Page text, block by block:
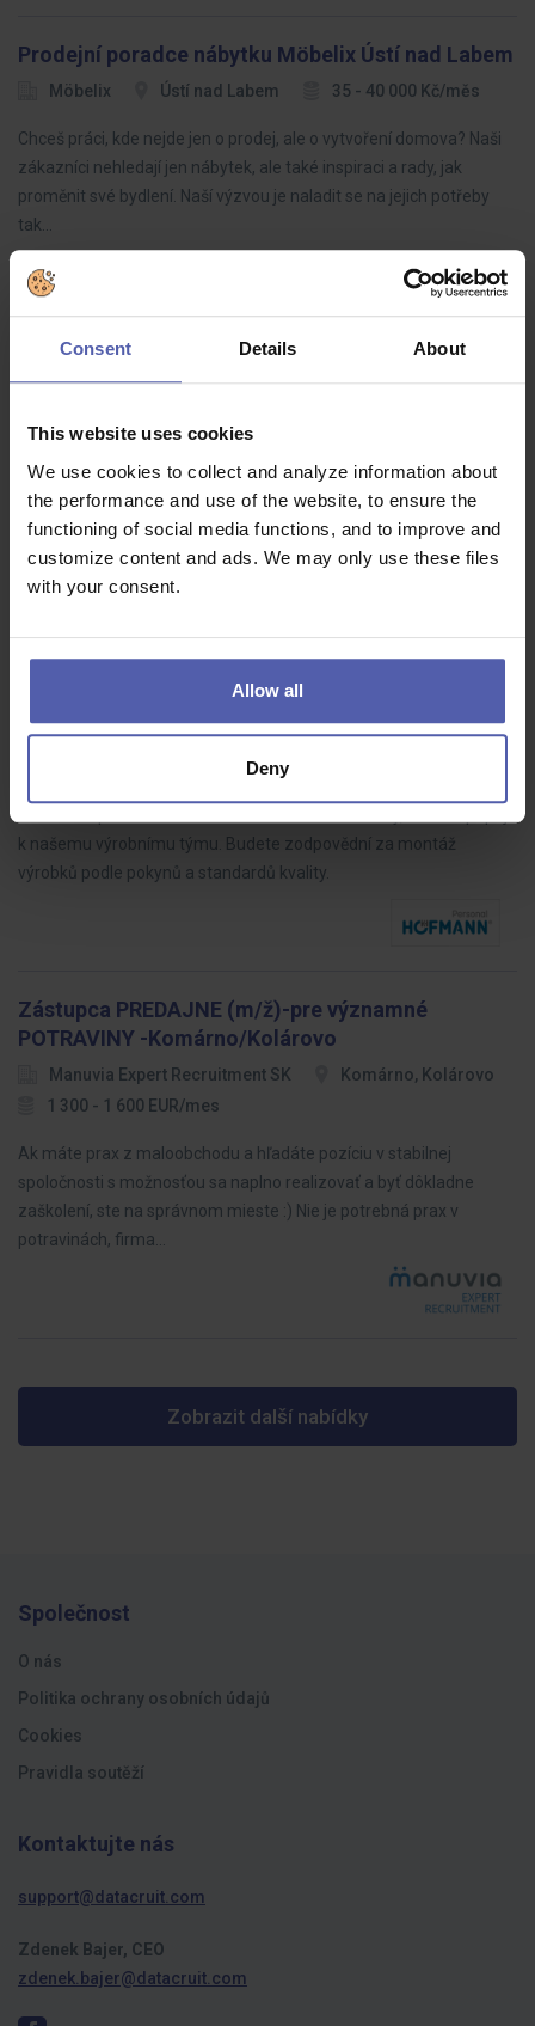
Consent Details About
This website uses cookies
We use cookies to collect and analyze information about
the performance and use of the website, to ensure the
functioning of social media functions, and to improve and
customize content and ads. We may only use these files
with your consent.
Allow all
Deny
Prodejní poradce nábytku Möbelix Ústí nad Labem
Möbelix Ústí nad Labem 35 - 40 000 Kč/měs
Chceš práci, kde nejde jen o prodej, ale o vytvoření domova? Naši
zákazníci nehledají jen nábytek, ale také inspiraci a rady, jak
proměnit své bydlení. Naší výzvou je naladit se na jejich potřeby
tak…
LEAN specialista (ž/m)
70 - 85 000 Kč/měs
Do našeho týmu hledáme LEAN technika, který bude aktivně
rozvíjet výrobní procesy, řídit zlepšovací projekty a spolupracovat s
kolegy napříč výrobou. Pokud máte analytické myšlení, dokážete
dotahovat…
Montážní dělník ve výrobě BEZ NOČNÍCH (M/Ž)
HOFMANN WIZARD
Nový Bydžov
k našemu výrobnímu týmu. Budete zodpovědní za montáž
výrobků podle pokynů a standardů kvality.
Zástupca PREDAJNE (m/ž)-pre významné
POTRAVINY -Komárno/Kolárovo
Manuvia Expert Recruitment SK
Komárno, Kolárovo
1 300 - 1 600 EUR/mes
Ak máte prax z maloobchodu a hľadáte pozíciu v stabilnej
spoločnosti s možnosťou sa naplno realizovať a byť dôkladne
zaškolení, ste na správnom mieste :) Nie je potrebná prax v
potravinách, firma…
Zobrazit další nabídky
Společnost
O nás
Politika ochrany osobních údajů
Cookies
Pravidla soutěží
Kontaktujte nás
support@datacruit.com
Zdenek Bajer, CEO
zdenek.bajer@datacruit.com